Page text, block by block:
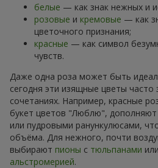
белые — как знак нежных и
розовые и кремовые — как
цветочного признания;
красные — как символ
чувств.
Даже одна роза может быть
сегодня эти изящные цветы часто
сочетаниях. Например, красные
букет цветов "Люблю",
или пудровыми ранункулюсами,
объёма. Для нежного, почти
выбирают пионы с тюльпанами или
альстромерией.